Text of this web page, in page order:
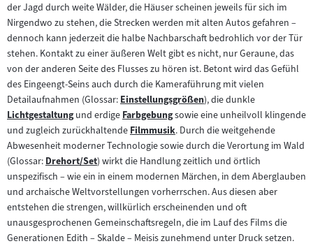
der Jagd durch weite Wälder, die Häuser scheinen jeweils für sich im
Nirgendwo zu stehen, die Strecken werden mit alten Autos gefahren –
dennoch kann jederzeit die halbe Nachbarschaft bedrohlich vor der Tür
stehen. Kontakt zu einer äußeren Welt gibt es nicht, nur Geraune, das
von der anderen Seite des Flusses zu hören ist. Betont wird das Gefühl
des Eingeengt-Seins auch durch die Kameraführung mit vielen
Detailaufnahmen (Glossar:Zum
Inhalt:
Einstellungsgrößen), die dunkle
Zum
Inhalt:
Lichtgestaltungund erdigeZum
Inhalt:
Farbgebungsowie eine unheilvoll klingende
und zugleich zurückhaltendeZum
Inhalt:
Filmmusik. Durch die weitgehende
Abwesenheit moderner Technologie sowie durch die Verortung im Wald
(Glossar:Zum
Inhalt:
Drehort/Set) wirkt die Handlung zeitlich und örtlich
unspezifisch – wie ein in einem modernen Märchen, in dem Aberglauben
und archaische Weltvorstellungen vorherrschen. Aus diesen aber
entstehen die strengen, willkürlich erscheinenden und oft
unausgesprochenen Gemeinschaftsregeln, die im Lauf des Films die
Generationen Edith – Skalde – Meisis zunehmend unter Druck setzen.